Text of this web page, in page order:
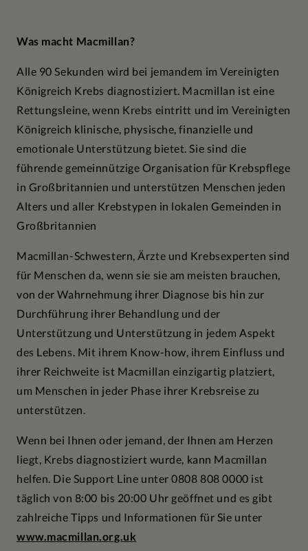
Was macht Macmillan?
Alle 90 Sekunden wird bei jemandem im Vereinigten
Königreich Krebs diagnostiziert. Macmillan ist eine
Rettungsleine, wenn Krebs eintritt und im Vereinigten
Königreich klinische, physische, finanzielle und
emotionale Unterstützung bietet. Sie sind die
führende gemeinnützige Organisation für Krebspflege
in Großbritannien und unterstützen Menschen jeden
Alters und aller Krebstypen in lokalen Gemeinden in
Großbritannien
Macmillan-Schwestern, Ärzte und Krebsexperten sind
für Menschen da, wenn sie sie am meisten brauchen,
von der Wahrnehmung ihrer Diagnose bis hin zur
Durchführung ihrer Behandlung und der
Unterstützung und Unterstützung in jedem Aspekt
des Lebens. Mit ihrem Know-how, ihrem Einfluss und
ihrer Reichweite ist Macmillan einzigartig platziert,
um Menschen in jeder Phase ihrer Krebsreise zu
unterstützen.
Wenn bei Ihnen oder jemand, der Ihnen am Herzen
liegt, Krebs diagnostiziert wurde, kann Macmillan
helfen. Die Support Line unter 0808 808 0000 ist
täglich von 8:00 bis 20:00 Uhr geöffnet und es gibt
zahlreiche Tipps und Informationen für Sie unter
www.macmillan.org.uk